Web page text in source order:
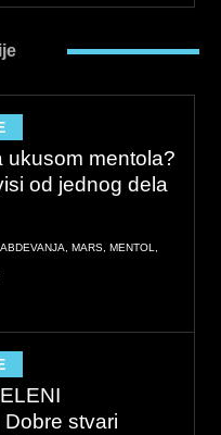
ukusom mentola?
od jednog dela
, MARS, MENTOL,
stvari